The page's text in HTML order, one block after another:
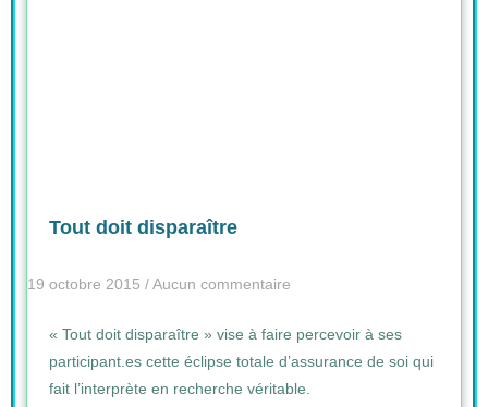
Tout doit disparaître
19 octobre 2015 Aucun commentaire
« Tout doit disparaître » vise à faire percevoir à ses
participant.es cette éclipse totale d’assurance de soi qui
fait l’interprète en recherche véritable.